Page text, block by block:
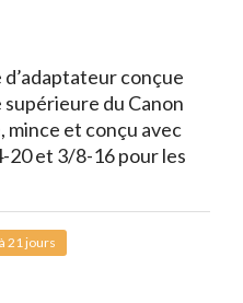
conçue
supérieure du Canon
mince et conçu avec
et 3/8-16 pour les
21 jours